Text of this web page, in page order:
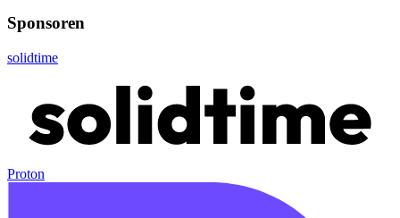
Sponsoren
solidtime
Proton